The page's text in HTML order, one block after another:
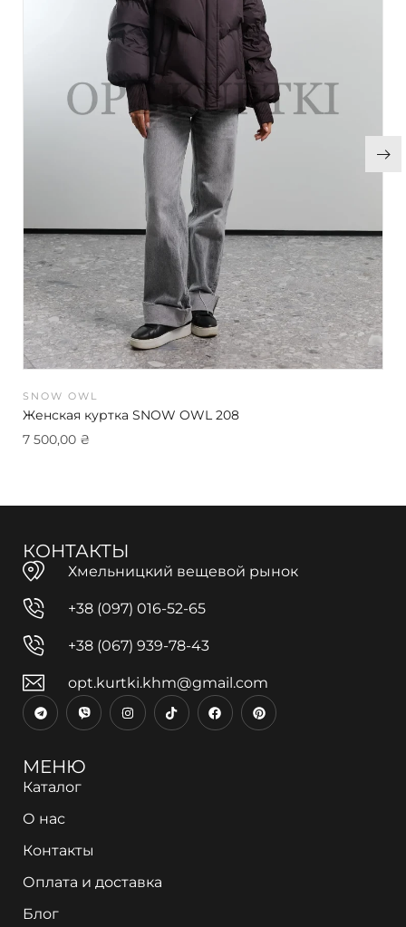
SNOW OWL
Женская куртка SNOW OWL 208
7 500,00 ₴
КОНТАКТЫ
Хмельницкий вещевой рынок
+38 (097) 016-52-65
+38 (067) 939-78-43
opt.kurtki.khm@gmail.com
МЕНЮ
Каталог
О нас
Контакты
Оплата и доставка
Блог